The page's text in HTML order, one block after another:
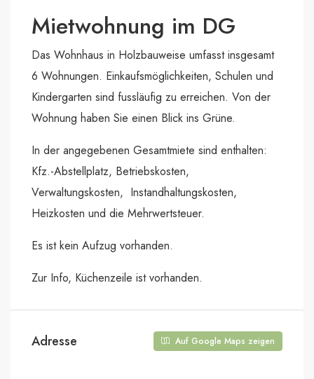
Mietwohnung im DG
Das Wohnhaus in Holzbauweise umfasst insgesamt
6 Wohnungen. Einkaufsmöglichkeiten, Schulen und
Kindergarten sind fussläufig zu erreichen. Von der
Wohnung haben Sie einen Blick ins Grüne.
In der angegebenen Gesamtmiete sind enthalten:
Kfz.-Abstellplatz, Betriebskosten,
Verwaltungskosten, Instandhaltungskosten,
Heizkosten und die Mehrwertsteuer.
Es ist kein Aufzug vorhanden.
Zur Info, Küchenzeile ist vorhanden.
Adresse Auf Google Maps zeigen